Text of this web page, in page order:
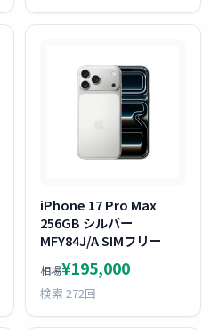
iPhone 17 Pro Max
256GB シルバー
MFY84J/A SIMフリー
相場¥195,000
検索 272回